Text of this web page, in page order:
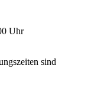
Uhr
sind